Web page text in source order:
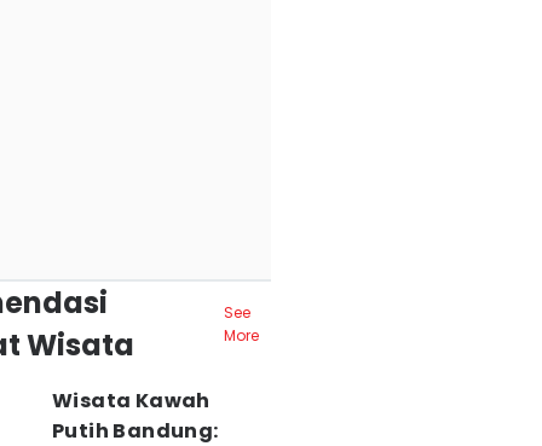
Wisata
See
More
Wisata Kawah
Putih Bandung: